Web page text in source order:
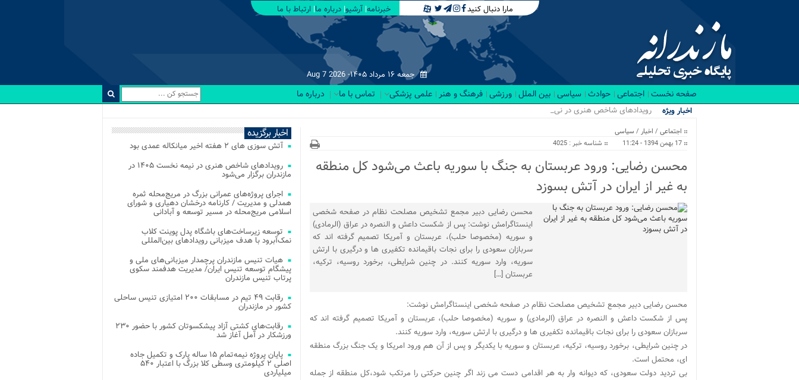
مارا دنبال کنید خبرنامه آرشیو درباره ما ارتباط با ما
جمعه ۱۶ مرداد ۱۴۰۵- Aug 7 2026
صفحه نخست اجتماعی حوادث سیاسی بین الملل ورزشی فرهنگ و هنر علمی پزشکی تماس با ما درباره ما
اخبار ویژه رویدادهای شاخص هنری در نیمه نخست _
اجتماعی / اخبار / سیاسی
17 بهمن 1394 - 11:24
شناسه خبر : 4025
محسن رضایی: ورود عربستان به جنگ با سوریه باعث می‌شود کل منطقه
به غیر از ایران در آتش بسوزد
محسن رضایی دبیر مجمع تشخیص مصلحت نظام در صفحه شخصی
اینستاگرامش نوشت: پس از شکست داعش و النصره در عراق (الرمادی)
و سوریه (مخصوصا حلب)، عربستان و آمریکا تصمیم گرفته اند که
سربازان سعودی را برای نجات باقیمانده تکفیری ها و درگیری با ارتش
سوریه، وارد سوریه کنند. در چنین شرایطی، برخورد روسیه، ترکیه،
عربستان […]
محسن رضایی دبیر مجمع تشخیص مصلحت نظام در صفحه شخصی اینستاگرامش نوشت:
پس از شکست داعش و النصره در عراق (الرمادی) و سوریه (مخصوصا حلب)، عربستان و آمریکا تصمیم گرفته اند که
سربازان سعودی را برای نجات باقیمانده تکفیری ها و درگیری با ارتش سوریه، وارد سوریه کنند.
در چنین شرایطی، برخورد روسیه، ترکیه، عربستان و سوریه با یکدیگر و پس از آن هم ورود امریکا و یک جنگ بزرگ منطقه
ای، محتمل است.
بی تردید دولت سعودی، که دیوانه وار به هر اقدامی دست می زند اگر چنین حرکتی را مرتکب شود،کل منطقه از جمله
اخبار برگزیده
آتش‌ سوزی‌ های ۲ هفته اخیر میانکاله عمدی بود
رویدادهای شاخص هنری در نیمه نخست ۱۴۰۵ در
مازندران برگزار می‌شود
اجرای پروژه‌های عمرانی بزرگ در مریج‌محله ثمره
همدلی و مدیریت / کارنامه درخشان دهیاری و شورای
اسلامی مریج‌محله در مسیر توسعه و آبادانی
توسعه زیرساخت‌های باشگاه پدل پوینت کلاب
نمک‌آبرود با هدف میزبانی رویدادهای بین‌المللی
هیات تنیس مازندران پرچمدار میزبانی‌های ملی و
پیشگام توسعه تنیس ایران/ مدیریت هدفمند سکوی
پرتاب تنیس مازندران
رقابت ۴۹ تیم در مسابقات ۲۰۰ امتیازی تنیس ساحلی
کشور در مازندران
رقابت‌های کشتی آزاد پیشکسوتان کشور با حضور ۲۳۰
ورزشکار در آمل آغاز شد
پایان پروژه نیمه‌تمام ۱۵ ساله پارک و تکمیل جاده
اصلی ۲ کیلومتری وسطی کلا بزرگ با اعتبار ۵۴۰
میلیاردی